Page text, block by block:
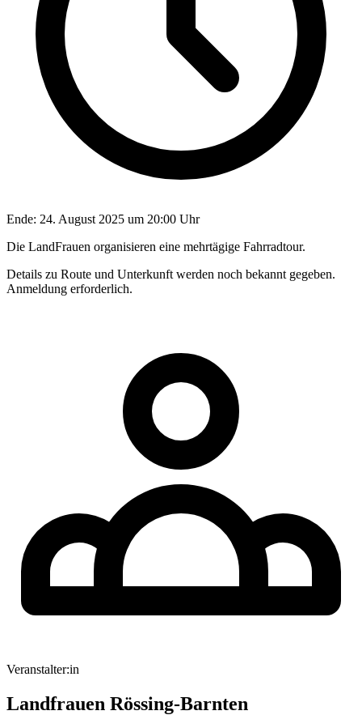
Ende: 24. August 2025 um 20:00 Uhr
Die LandFrauen organisieren eine mehrtägige Fahrradtour.
Details zu Route und Unterkunft werden noch bekannt gegeben.
Anmeldung erforderlich.
Veranstalter:in
Landfrauen Rössing-Barnten